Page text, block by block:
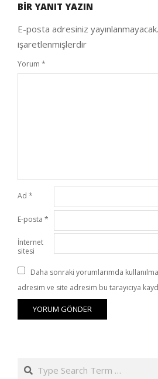
25
BIR YANIT YAZIN
E-posta adresiniz yayınlanmayacak.
işaretlenmişlerdir
Yorum *
Ad *
E-posta *
İnternet
sitesi
Daha sonraki yorumlarımda
adresim ve site adresim bu tarayıcıya
Search